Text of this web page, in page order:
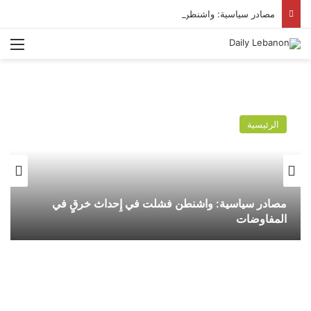
مصادر سياسية: واشنطن فشلت في إِحداث خرقٍ في المفاوضات
الرئيسية
مصادر سياسية: واشنطن فشلت في إِحداث خرقٍ في
المفاوضات